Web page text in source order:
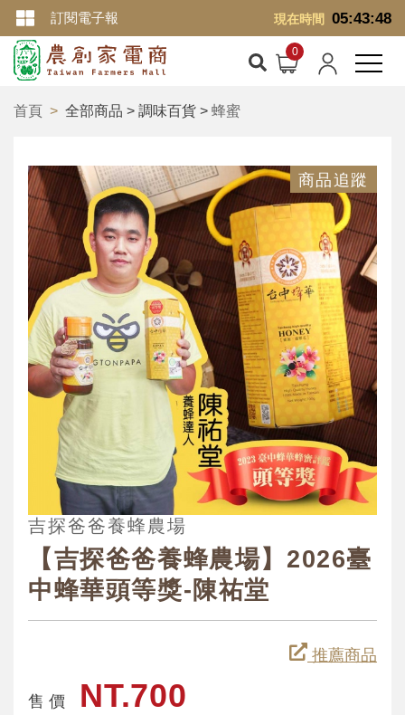
現在時間 05:43:48
訂閱電子報
首頁 全部商品 > 調味百貨 > 蜂蜜
商品追蹤
吉探爸爸養蜂農場
【吉探爸爸養蜂農場】2026臺
中蜂華頭等獎-陳祐堂
推薦商品
售 價 NT.700